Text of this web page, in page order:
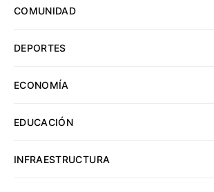
COMUNIDAD
DEPORTES
ECONOMÍA
EDUCACIÓN
INFRAESTRUCTURA